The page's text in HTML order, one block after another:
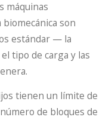
máquinas
son
estándar — la
tipo de carga y las
tienen un límite de
de bloques de